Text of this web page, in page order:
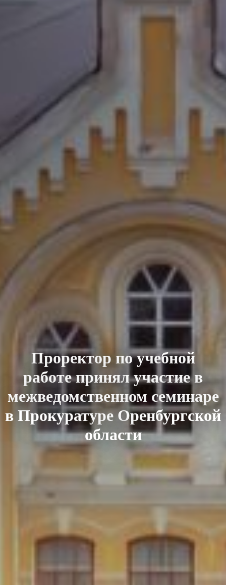
Проректор по учебной
работе принял участие в
межведомственном семинаре
в Прокуратуре Оренбургской
области